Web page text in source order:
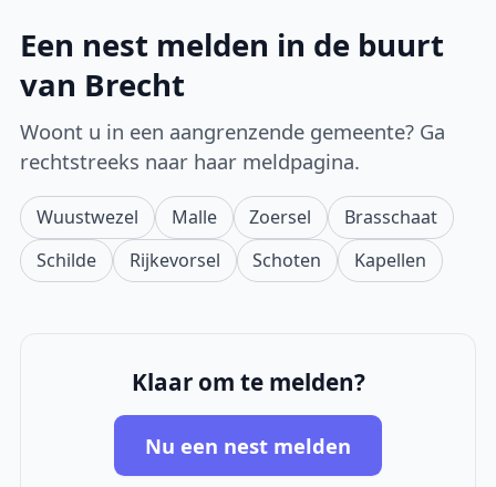
Een nest melden in de buurt
van Brecht
Woont u in een aangrenzende gemeente? Ga
rechtstreeks naar haar meldpagina.
Wuustwezel Malle Zoersel
Brasschaat
Schilde
Rijkevorsel Schoten Kapellen
Klaar om te melden?
Nu een nest melden